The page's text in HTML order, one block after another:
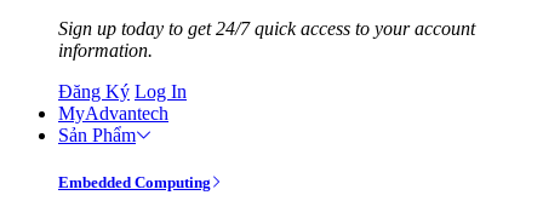
Sign up today to get 24/7 quick access to your account
information.
Đăng Ký Log In
MyAdvantech
Sản Phẩm
Embedded Computing